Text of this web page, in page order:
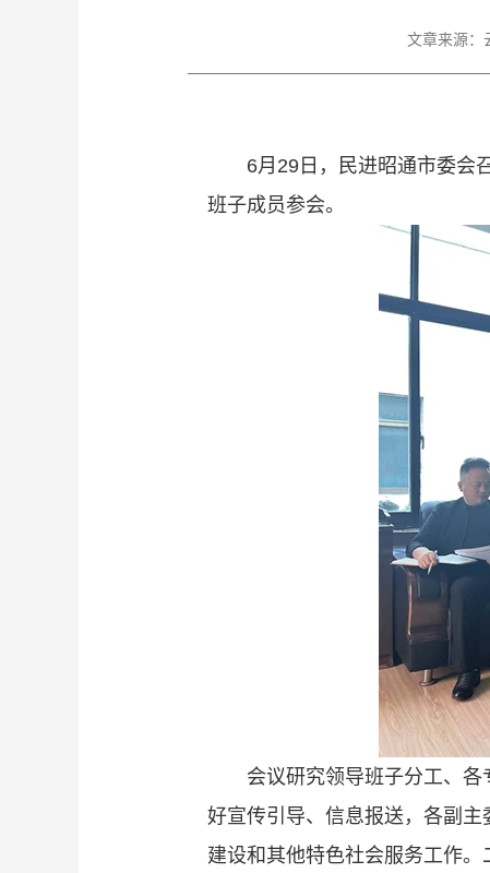
文章来源：
6月29日，民进昭通市委会
班子成员参会。
会议研究领导班子分工、
好宣传引导、信息报送，各副
建设和其他特色社会服务工作